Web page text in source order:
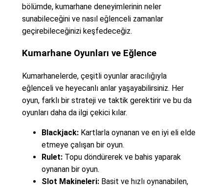
bölümde, kumarhane deneyimlerinin neler
sunabileceğini ve nasıl eğlenceli zamanlar
geçirebileceğinizi keşfedeceğiz.
Kumarhane Oyunları ve Eğlence
Kumarhanelerde, çeşitli oyunlar aracılığıyla
eğlenceli ve heyecanlı anlar yaşayabilirsiniz. Her
oyun, farklı bir strateji ve taktik gerektirir ve bu da
oyunları daha da ilgi çekici kılar.
Blackjack:Kartlarla oynanan ve en iyi eli elde
etmeye çalışan bir oyun.
Rulet:Topu döndürerek ve bahis yaparak
oynanan bir oyun.
Slot Makineleri:Basit ve hızlı oynanabilen,